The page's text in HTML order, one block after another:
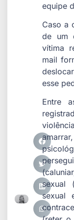
equipe
Caso a
de um
vítima
mail
esse
Entre
sexual
sexual